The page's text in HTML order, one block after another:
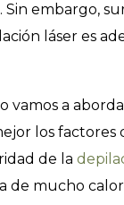
Sin embargo,
láser es
vamos a
los factores
de la
de mucho